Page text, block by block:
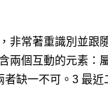
非常著重識別並跟
兩個互動的元素：
者缺一不可。3 最